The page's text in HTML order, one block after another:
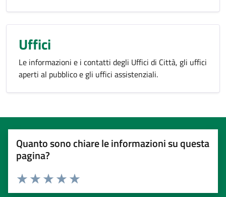
Uffici
Le informazioni e i contatti degli Uffici di Città, gli uffici
aperti al pubblico e gli uffici assistenziali.
Quanto sono chiare le informazioni su questa
pagina?
Valuta 5 stelle su 5
Valuta 4 stelle su 5
Valuta 3 stelle su 5
Valuta 2 stelle su 5
Valuta 1 stelle su 5